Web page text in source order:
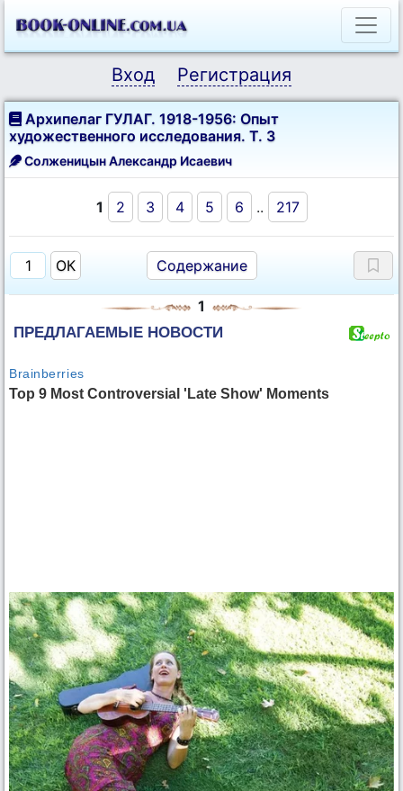
Вход Регистрация
Архипелаг ГУЛАГ. 1918-1956: Опыт
художественного исследования. Т. 3
Солженицын Александр Исаевич
1 2 3 4 5 6 .. 217
Содержание
1